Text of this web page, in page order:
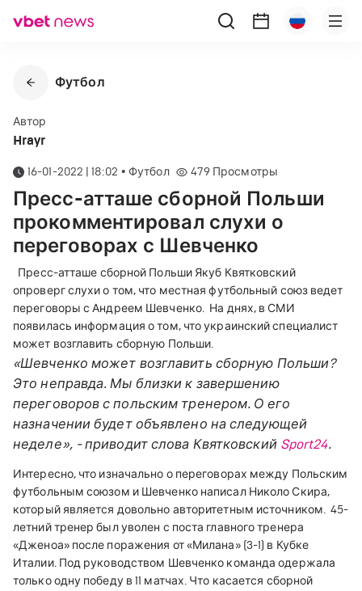
Футбол
Автор
Hrayr
16-01-2022 | 18:02 • Футбол 479 Просмотры
Пресс-атташе сборной Польши
прокомментировал слухи о
переговорах с Шевченко
Пресс-атташе сборной Польши Якуб Квятковский
опроверг слухи о том, что местная футбольный союз ведет
переговоры с Андреем Шевченко. На днях, в СМИ
появилась информация о том, что украинский специалист
может возглавить сборную Польши.
«Шевченко может возглавить сборную Польши?
Это неправда. Мы близки к завершению
переговоров с польским тренером. О его
назначении будет объявлено на следующей
неделе», - приводит слова Квятковский Sport24.
Интересно, что изначально о переговорах между Польским
футбольным союзом и Шевченко написал Николо Скира,
который является довольно авторитетным источником. 45-
летний тренер был уволен с поста главного тренера
«Дженоа» после поражения от «Милана» (3-1) в Кубке
Италии. Под руководством Шевченко команда одержала
только одну победу в 11 матчах. Что касается сборной